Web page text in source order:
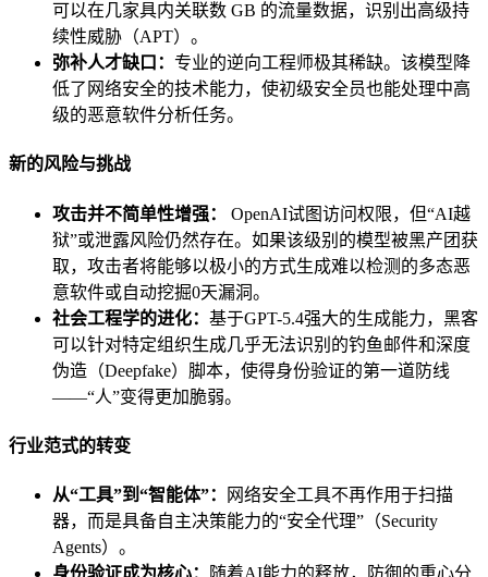
可以在几家具内关联数 GB 的流量数据，识别出高级持
续性威胁（APT）。
弥补人才缺口： 专业的逆向工程师极其稀缺。该模型降
低了网络安全的技术能力，使初级安全员也能处理中高
级的恶意软件分析任务。
新的风险与挑战
攻击并不简单性增强：
OpenAI试图访问权限，但“AI越
狱”或泄露风险仍然存在。如果该级别的模型被黑产团获
取，攻击者将能够以极小的方式生成难以检测的多态恶
意软件或自动挖掘0天漏洞。
社会工程学的进化： 基于GPT-5.4强大的生成能力，黑客
可以针对特定组织生成几乎无法识别的钓鱼邮件和深度
伪造（Deepfake）脚本，使得身份验证的第一道防线
——“人”变得更加脆弱。
行业范式的转变
从“工具”到“智能体”：
网络安全工具不再作用于扫描
器，而是具备自主决策能力的“安全代理”（Security
Agents）。